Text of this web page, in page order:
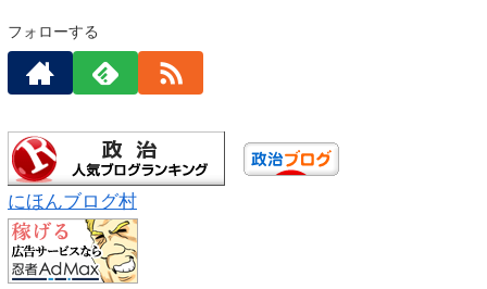
フォローする
にほんブログ村